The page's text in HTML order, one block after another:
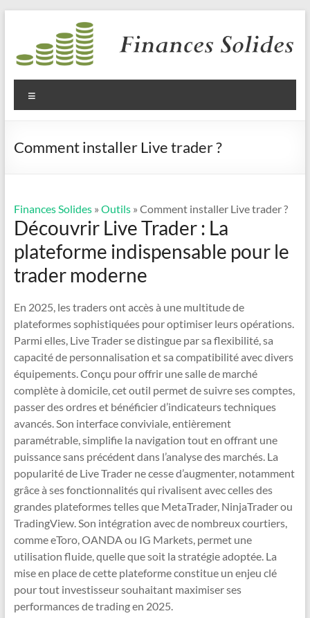
contenu
Finances
Solides
Comment installer Live trader ?
Finances Solides» Outils» Comment installer Live trader ?
Découvrir Live Trader : La
plateforme indispensable pour le
trader moderne
En 2025, les traders ont accès à une multitude de
plateformes sophistiquées pour optimiser leurs opérations.
Parmi elles, Live Trader se distingue par sa flexibilité, sa
capacité de personnalisation et sa compatibilité avec divers
équipements. Conçu pour offrir une salle de marché
complète à domicile, cet outil permet de suivre ses comptes,
passer des ordres et bénéficier d’indicateurs techniques
avancés. Son interface conviviale, entièrement
paramétrable, simplifie la navigation tout en offrant une
puissance sans précédent dans l’analyse des marchés. La
popularité de Live Trader ne cesse d’augmenter, notamment
grâce à ses fonctionnalités qui rivalisent avec celles des
grandes plateformes telles que MetaTrader, NinjaTrader ou
TradingView. Son intégration avec de nombreux courtiers,
comme eToro, OANDA ou IG Markets, permet une
utilisation fluide, quelle que soit la stratégie adoptée. La
mise en place de cette plateforme constitue un enjeu clé
pour tout investisseur souhaitant maximiser ses
performances de trading en 2025.